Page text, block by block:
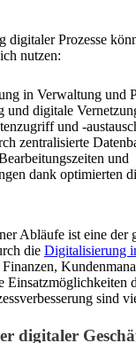
digitaler Prozesse
nutzen:
in Verwaltung und
und digitale
und -
zentralisierte
und
dank optimierten
Abläufe ist eine der
die Digitalisierung
Einsatzmöglichkeiten
sind
digitaler